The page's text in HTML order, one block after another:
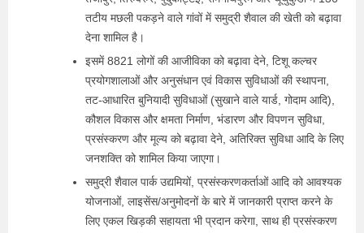
तटीय मछली पकड़ने वाले गांवों में समुद्री शैवाल की खेती को बढ़ावा
देना शामिल है।
इसमें 8821 लोगों की आजीविका को बढ़ावा देने, टिशू कल्चर
प्रयोगशालाओं और अनुसंधान एवं विकास सुविधाओं की स्थापना,
तट-आधारित बुनियादी सुविधाओं (सुखाने वाले यार्ड, गोदाम आदि),
कौशल विकास और क्षमता निर्माण, भंडारण और विपणन सुविधा,
प्रसंस्करण और मूल्य को बढ़ावा देने, अतिरिक्त सुविधा आदि के लिए
जनशक्ति को शामिल किया जाएगा।
समुद्री शैवाल पार्क उद्यमियों, प्रसंस्करणकर्ताओं आदि को आवश्यक
योजनाओं, लाइसेंस/अनुमोदनों के बारे में जानकारी प्राप्त करने के
लिए एकल खिड़की सहायता भी प्रदान करेगा, साथ ही प्रसंस्करण